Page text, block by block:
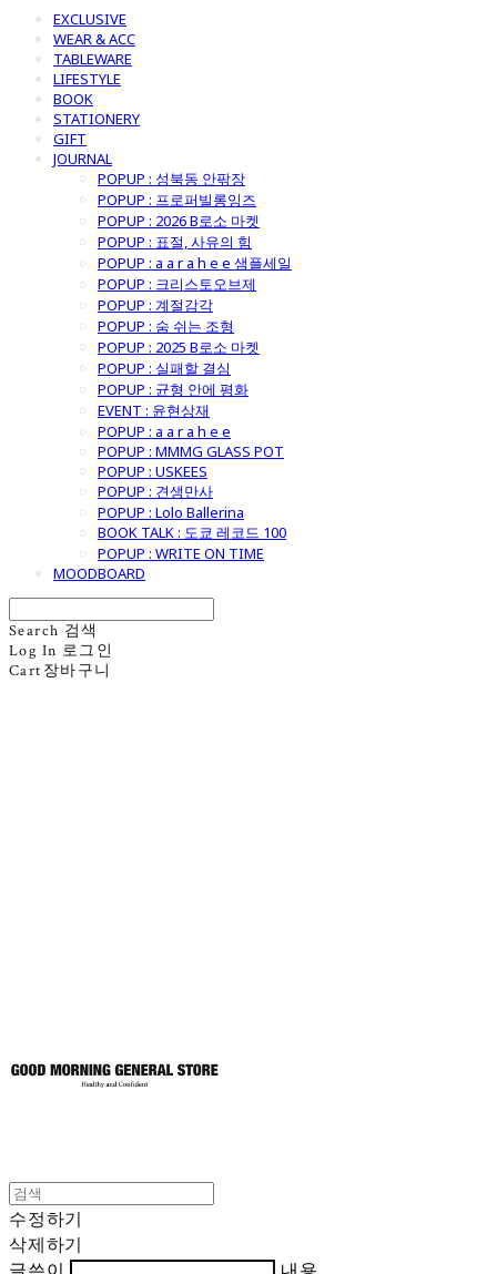
EXCLUSIVE
WEAR & ACC
TABLEWARE
LIFESTYLE
BOOK
STATIONERY
GIFT
JOURNAL
POPUP : 성북동 안팎장
POPUP : 프로퍼빌롱잉즈
POPUP : 2026 B로소 마켓
POPUP : 표절, 사유의 힘
POPUP : a a r a h e e 샘플세일
POPUP : 크리스토오브제
POPUP : 계절감각
POPUP : 숨 쉬는 조형
POPUP : 2025 B로소 마켓
POPUP : 실패할 결심
POPUP : 균형 안에 평화
EVENT : 윤현상재
POPUP : a a r a h e e
POPUP : MMMG GLASS POT
POPUP : USKEES
POPUP : 견생만사
POPUP : Lolo Ballerina
BOOK TALK : 도쿄 레코드 100
POPUP : WRITE ON TIME
MOODBOARD
Search 검색
Log In 로그인
Cart 장바구니
수정하기
삭제하기